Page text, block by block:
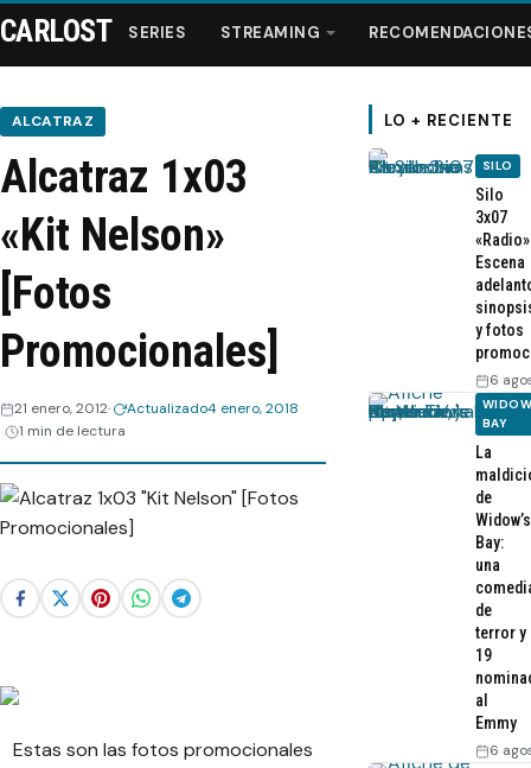
Series
Streaming
Recomendaciones
Webisodios
CARLOST SERIES STREAMING
ALCATRAZ
Alcatraz 1x03
«Kit Nelson»
[Fotos
Promocionales]
21 enero, 2012 Actualizado4 enero, 2018
1 min de lectura
Estas son las fotos promocionales
LO + RECIENTE
SILO
Silo
3x07
Escena
y fotos
6
BAY
La
de
Widow’s
Bay:
una
de
terror y
19
al
Emmy
6